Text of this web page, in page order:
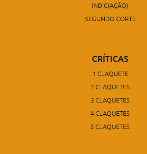
INDIC(AÇÃO)
SEGUNDO CORTE
CRÍTICAS
1 CLAQUETE
2 CLAQUETES
3 CLAQUETES
4 CLAQUETES
5 CLAQUETES